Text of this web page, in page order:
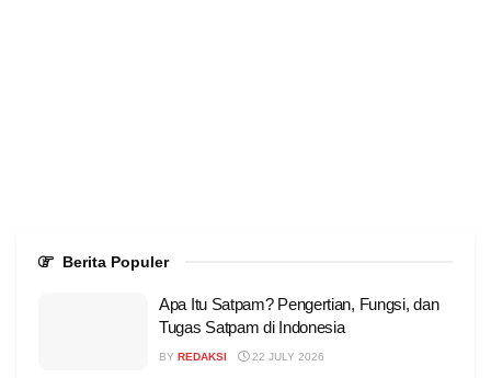
Berita Populer
Apa Itu Satpam? Pengertian, Fungsi, dan
Tugas Satpam di Indonesia
BY REDAKSI 22 JULY 2026